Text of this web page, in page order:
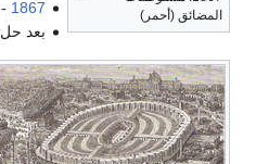
المضائق (أحمر)
1867
-
بعد حل